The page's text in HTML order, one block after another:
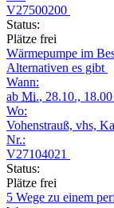
V27500200
Status:
Plätze frei
Wärmepumpe im
Alternativen es gibt
Wann:
ab Mi., 28.10.,
Wo:
Vohenstrauß, vhs,
Nr.:
V27104021
Status:
Plätze frei
5 Wege zu einem